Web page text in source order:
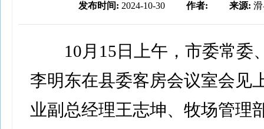
发布时间: 2024-10-30 作者: 来源:
10月15日上午，市委常委
李明东在县委客房会议室会见
业副总经理王志坤、牧场管理